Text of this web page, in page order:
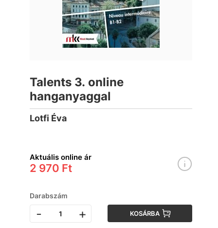
Talents 3. online
hanganyaggal
Lotfi Éva
Aktuális online ár
2 970 Ft
Darabszám
- + KOSÁRBA